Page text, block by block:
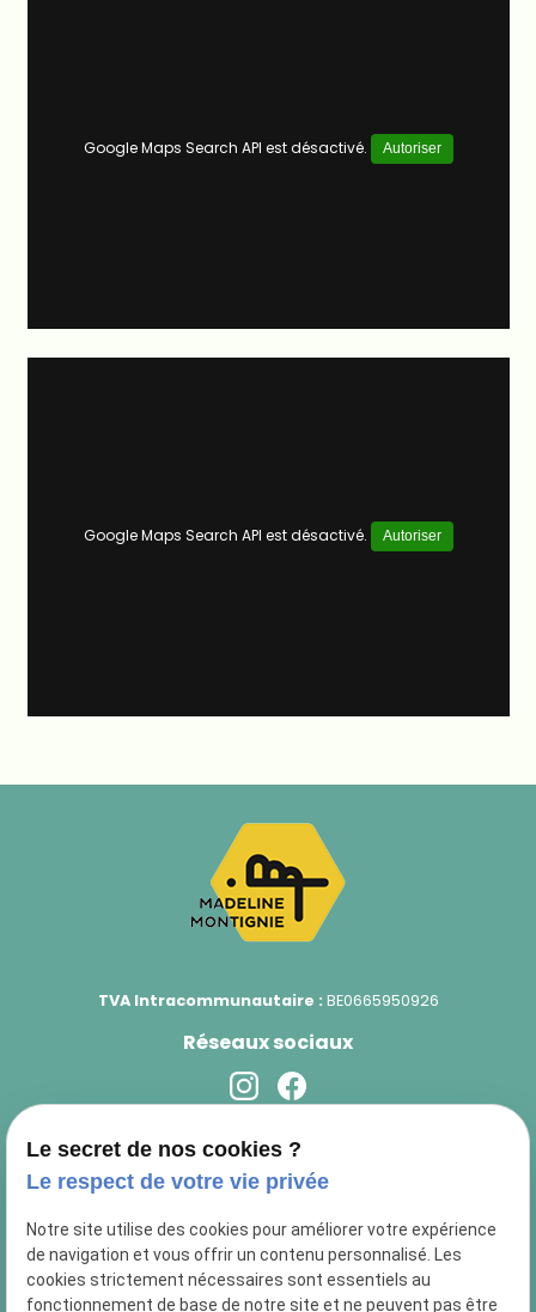
Google Maps Search API est désactivé. Autoriser
Google Maps Search API est désactivé. Autoriser
TVA Intracommunautaire : BE0665950926
Réseaux sociaux
Newsletter
Le secret de nos cookies ?
Le respect de votre vie privée
Notre site utilise des cookies pour améliorer votre expérience
de navigation et vous offrir un contenu personnalisé. Les
cookies strictement nécessaires sont essentiels au
fonctionnement de base de notre site et ne peuvent pas être